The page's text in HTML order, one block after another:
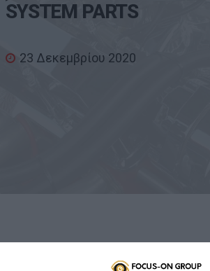
SYSTEM PARTS
23 Δεκεμβρίου 2020